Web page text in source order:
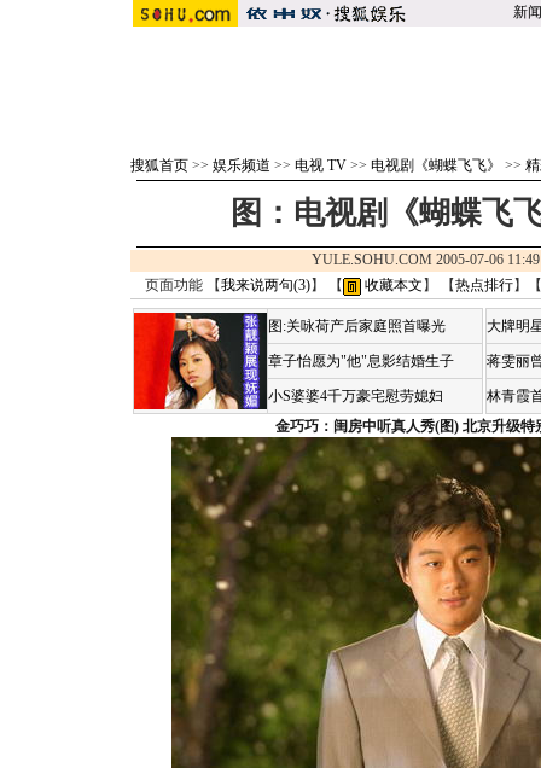
新闻
搜狐首页 >> 娱乐频道 >> 电视 TV >> 电视剧《蝴蝶飞飞》 >>
图：电视剧《蝴蝶飞
YULE.SOHU.COM 2005-07-06
页面功能 【我来说两句(3)】 【 收藏本文 】 【热点排行】【
图:关咏荷产后家庭照首曝光
章子怡愿为"他"息影结婚生子
小S婆婆4千万豪宅慰劳媳妇
大牌明
蒋雯丽
林青霞
金巧巧：闺房中听真人秀(图) 北京升级特